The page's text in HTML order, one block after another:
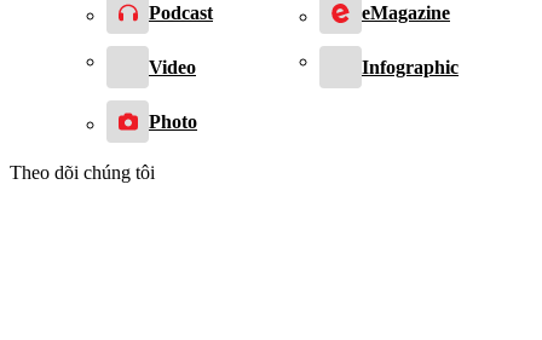
Podcast eMagazine
Video Infographic
Photo
Theo dõi chúng tôi